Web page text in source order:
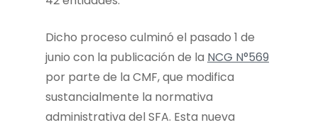
Dicho proceso culminó el pasado 1 de
junio con la publicación de la NCG N°569
por parte de la CMF, que modifica
sustancialmente la normativa
administrativa del SFA. Esta nueva